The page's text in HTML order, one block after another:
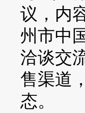
议，内
州市中
洽谈交
售渠道
态。